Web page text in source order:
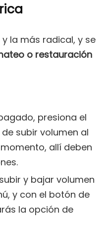
la más radical, y se
o restauración
presiona el
subir volumen al
allí deben
y bajar volumen
y con el botón de
la opción de